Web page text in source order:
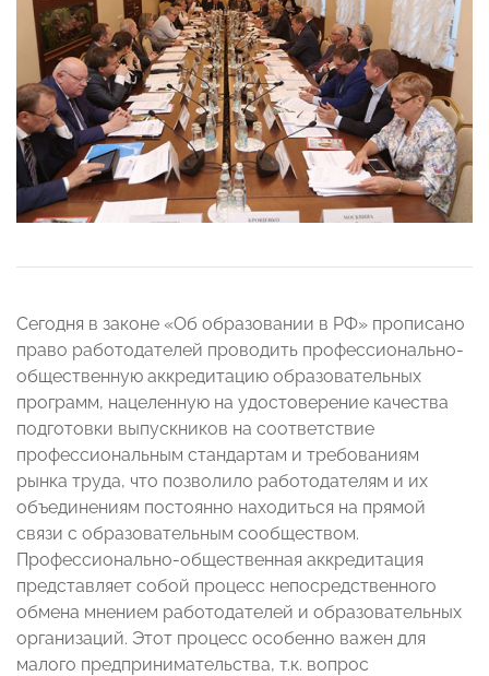
Сегодня в законе «Об образовании в РФ» прописано
право работодателей проводить профессионально-
общественную аккредитацию образовательных
программ, нацеленную на удостоверение качества
подготовки выпускников на соответствие
профессиональным стандартам и требованиям
рынка труда, что позволило работодателям и их
объединениям постоянно находиться на прямой
связи с образовательным сообществом.
Профессионально-общественная аккредитация
представляет собой процесс непосредственного
обмена мнением работодателей и образовательных
организаций. Этот процесс особенно важен для
малого предпринимательства, т.к. вопрос